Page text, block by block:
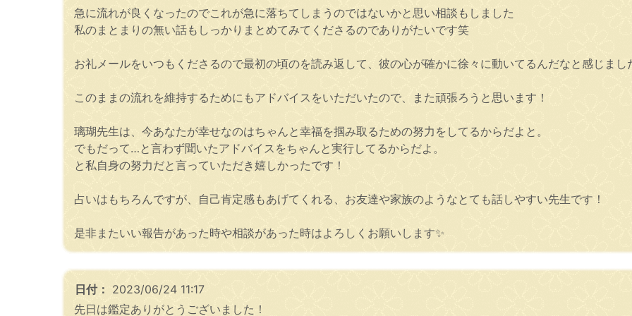
急に流れが良くなったのでこれが急に落ちてしまうのではないかと思い相談もしました
私のまとまりの無い話もしっかりまとめてみてくださるのでありがたいです笑
お礼メールをいつもくださるので最初の頃のを読み返して、彼の心が確かに徐々に動いてるんだなと感じまし
このままの流れを維持するためにもアドバイスをいただいたので、また頑張ろうと思います！
璃瑚先生は、今あなたが幸せなのはちゃんと幸福を掴み取るための努力をしてるからだよと。
でもだって…と言わず聞いたアドバイスをちゃんと実行してるからだよ。
と私自身の努力だと言っていただき嬉しかったです！
占いはもちろんですが、自己肯定感もあげてくれる、お友達や家族のようなとても話しやすい先生です！
是非またいい報告があった時や相談があった時はよろしくお願いします✨
日付： 2023/06/24 11:17
先日は鑑定ありがとうございました！